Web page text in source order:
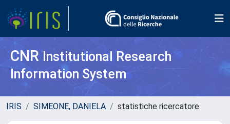
CNR Institutional Research
Information System
IRIS SIMEONE, DANIELA statistiche ricercatore